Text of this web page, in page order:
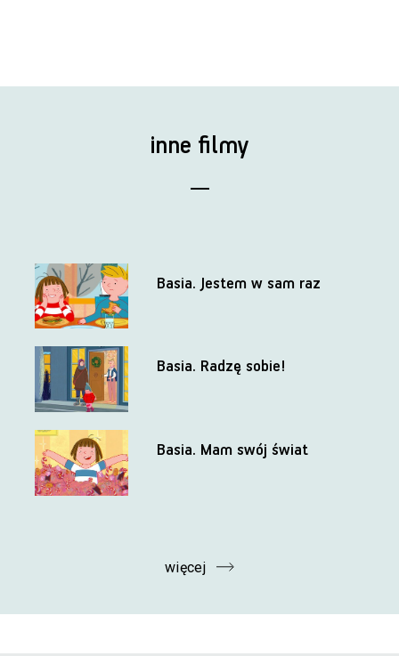
inne filmy
Basia. Jestem w sam raz
Basia. Radzę sobie!
Basia. Mam swój świat
więcej